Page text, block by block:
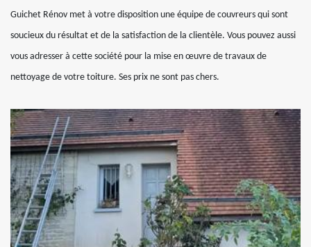
Guichet Rénov met à votre disposition une équipe de couvreurs qui sont
soucieux du résultat et de la satisfaction de la clientèle. Vous pouvez aussi
vous adresser à cette société pour la mise en œuvre de travaux de
nettoyage de votre toiture. Ses prix ne sont pas chers.